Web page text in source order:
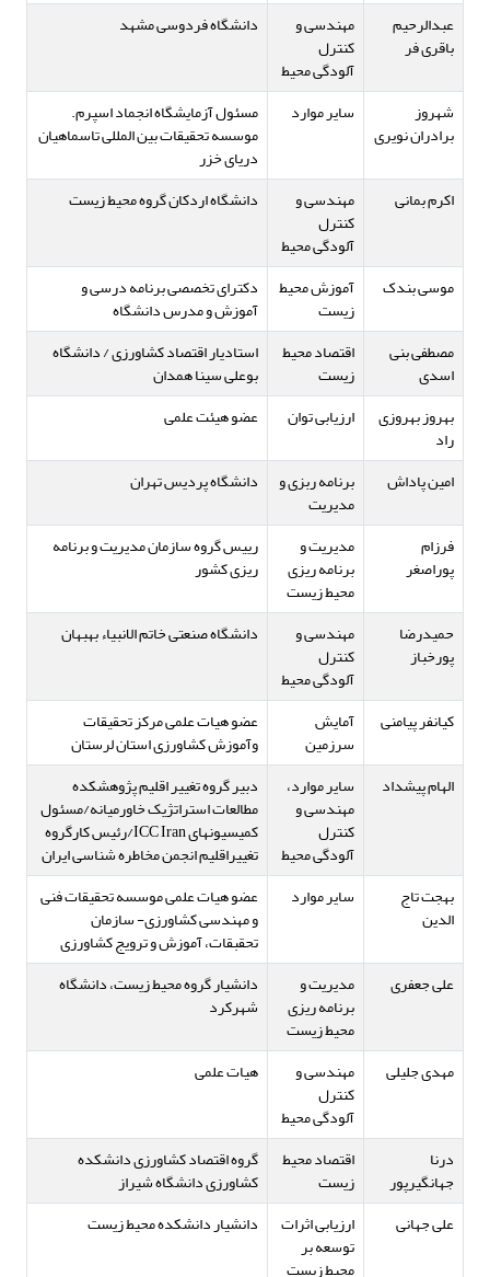
عبدالرحیم
باقری فر
مهندسی و
کنترل
آلودگی محیط
دانشگاه فردوسی مشهد
شهروز
برادران نویری
سایر موارد مسئول آزمایشگاه انجماد اسپرم.
موسسه تحقیقات بین المللی تاسماهیان
دریای خزر
اکرم بمانی
مهندسی و
کنترل
آلودگی محیط
دانشگاه اردکان گروه محیط زیست
موسی بندک آموزش محیط
زیست
دکترای تخصصی برنامه درسی و
آموزش و مدرس دانشگاه
مصطفی بنی
اسدی
اقتصاد محیط
زیست
استادیار اقتصاد کشاورزی / دانشگاه
بوعلی سینا همدان
بهروز بهروزی
راد
ارزیابی توان عضو هیئت علمی
امین پاداش برنامه ربزی و
مدیریت
دانشگاه پردیس تهران
فرزام
پوراصغر
مدیریت و
برنامه ریزی
محیط زیست
رییس گروه سازمان مدیریت و برنامه
ریزی کشور
حمیدرضا
پورخباز
مهندسی و
کنترل
آلودگی محیط
دانشگاه صنعتی خاتم الانبیاء بهبهان
کیانفر پیامنی آمایش
سرزمین
عضو هیات علمی مرکز تحقیقات
وآموزش کشاورزی استان لرستان
الهام پیشداد
سایر موارد،
مهندسی و
کنترل
آلودگی محیط
دبیر گروه تغییر اقلیم پژوهشکده
مطالعات استراتژیک خاورمیانه/مسئول
کمیسیونهای ICC Iran/رئیس کارگروه
تغییراقلیم انجمن مخاطره شناسی ایران
بهجت تاج
الدین
سایر موارد عضو هیات علمی موسسه تحقیقات فنی
و مهندسی کشاورزی- سازمان
تحقبقات، آموزش و ترویج کشاورزی
علی جعفری
مدیریت و
برنامه ریزی
محیط زیست
دانشیار گروه محیط زیست، دانشگاه
شهرکرد
مهدی جلیلی مهندسی و
کنترل
آلودگی محیط
هیات علمی
درنا
جهانگیرپور
اقتصاد محیط
زیست
گروه اقتصاد کشاورزی دانشکده
کشاورزی دانشگاه شیراز
علی جهانی
ارزیابی اثرات
توسعه بر
محیط زیست
دانشیار دانشکده محیط زیست